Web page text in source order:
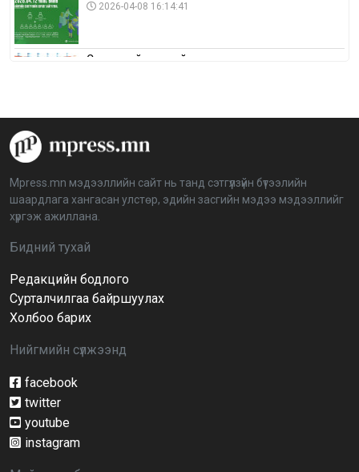
2026-04-08 16:14:41
Сонгуулийн хуулийн зөрчил, шалгах,
аймагт үргэлжилж байна
BTS-ийн тоглолтыг Netflix дэлхий даяар шууд
дамжуулна
Иргэдийн төлөөлөгчдийн хурлын 2026 оны
нөхөн сонгууль 6 дугаар сарын 21-нд болно
Д.Тэгшбаяр: НҮБ-ын тогтоол санаачилж,
Mpress.mn мэдээллийн сайт нь танд сэтгүүлзүйн бүтээлийн
шаардлага хангасан улстөр, эдийн засгийн мэдээ мэдээллийг
хүргэж ажиллана.
Бидний тухай
Редакцийн бодлого
Сурталчилгаа байршуулах
Холбоо барих
Нийгмийн сүлжээнд
facebook
twitter
youtube
instagram